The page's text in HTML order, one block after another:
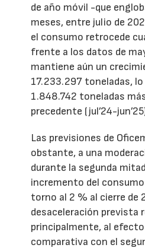
de año móvil -que
meses, entre julio de
el consumo retrocede
frente a los datos de
mantiene aún un
17.233.297 toneladas, lo
1.848.742 toneladas
precedente (jul’24-
Las previsiones de
obstante, a una
durante la segunda
incremento del
torno al 2 % al cierre de
desaceleración prevista
principalmente, al
comparativa con el